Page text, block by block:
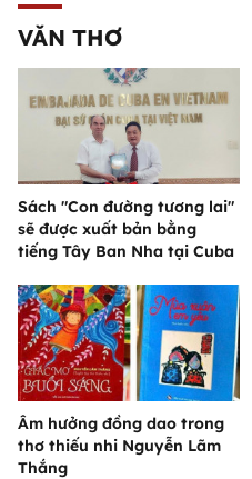
VĂN THƠ
Sách "Con đường tương lai"
sẽ được xuất bản bằng
tiếng Tây Ban Nha tại Cuba
Âm hưởng đồng dao trong
thơ thiếu nhi Nguyễn Lãm
Thắng